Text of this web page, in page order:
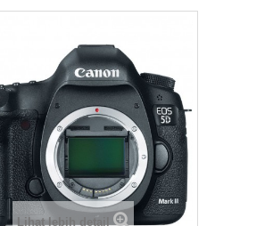
Lihat lebih detail